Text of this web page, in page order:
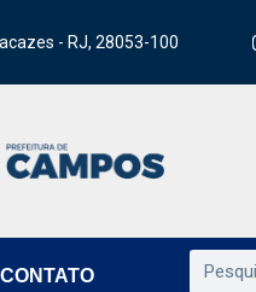
- RJ, 28053-100
CONTATO